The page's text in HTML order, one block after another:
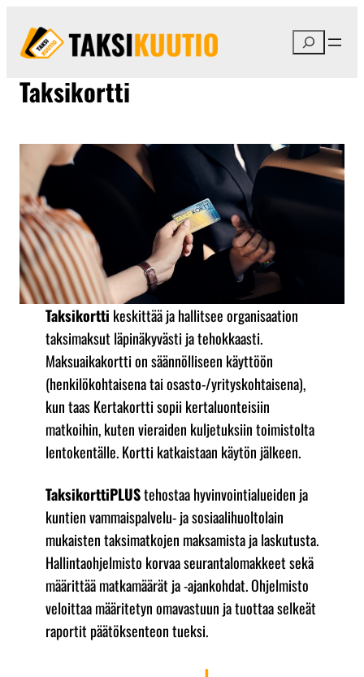
sisältöön
Etsi
Taksikortti
Taksikortti keskittää ja hallitsee organisaation
taksimaksut läpinäkyvästi ja tehokkaasti.
Maksuaikakortti on säännölliseen käyttöön
(henkilökohtaisena tai osasto-/yrityskohtaisena),
kun taas Kertakortti sopii kertaluonteisiin
matkoihin, kuten vieraiden kuljetuksiin toimistolta
lentokentälle. Kortti katkaistaan käytön jälkeen.
TaksikorttiPLUStehostaa hyvinvointialueiden ja
kuntien vammaispalvelu- ja sosiaalihuoltolain
mukaisten taksimatkojen maksamista ja laskutusta.
Hallintaohjelmisto korvaa seurantalomakkeet sekä
määrittää matkamäärät ja -ajankohdat. Ohjelmisto
veloittaa määritetyn omavastuun ja tuottaa selkeät
raportit päätöksenteon tueksi.